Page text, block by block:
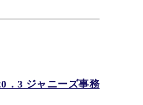
．3 ジャニーズ事務